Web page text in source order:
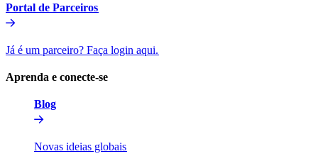
Portal de Parceiros​​
Já é um parceiro? Faça login aqui.​​
Aprenda e conecte-se​​
Blog​​
Novas ideias globais​​